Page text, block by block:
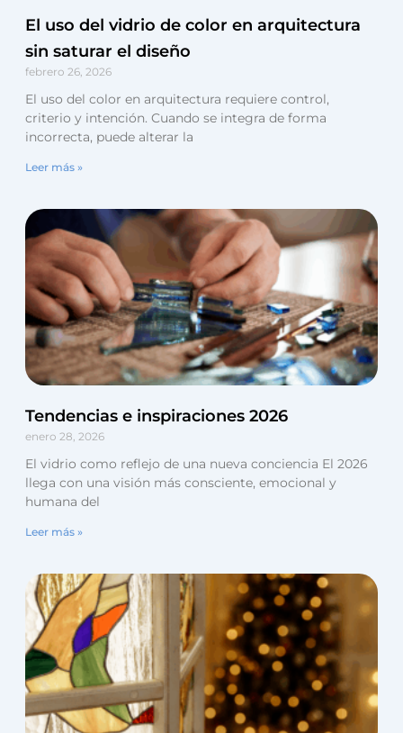
El uso del vidrio de color en arquitectura
sin saturar el diseño
febrero 26, 2026
El uso del color en arquitectura requiere control,
criterio y intención. Cuando se integra de forma
incorrecta, puede alterar la
Leer más »
Tendencias e inspiraciones 2026
enero 28, 2026
El vidrio como reflejo de una nueva conciencia El 2026
llega con una visión más consciente, emocional y
humana del
Leer más »